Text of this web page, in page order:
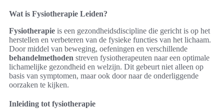
Wat is Fysiotherapie Leiden?
Fysiotherapie is een gezondheidsdiscipline die gericht is op het
herstellen en verbeteren van de fysieke functies van het lichaam.
Door middel van beweging, oefeningen en verschillende
behandelmethoden streven fysiotherapeuten naar een optimale
lichamelijke gezondheid en welzijn. Dit gebeurt niet alleen op
basis van symptomen, maar ook door naar de onderliggende
oorzaken te kijken.
Inleiding tot fysiotherapie